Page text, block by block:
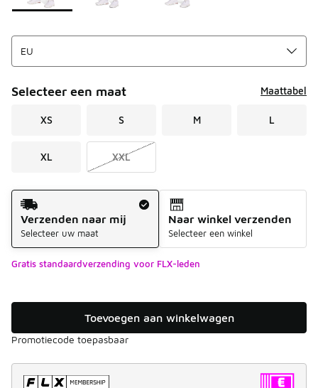
Selecteer een maat Maattabel
XS S M L
XL XXL
Verzendmethode
Verzenden naar mij
Selecteer uw maat
Naar winkel verzenden
Selecteer een winkel
Gratis standaardverzending voor FLX-leden
Toevoegen aan winkelwagen
Promotiecode toepasbaar